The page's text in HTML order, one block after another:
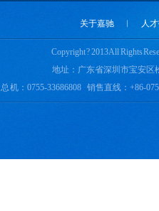
关于嘉驰 ︱ 人
Copyright ? 2013 All Rights
地址：广东省深圳市宝安区
总 机：0755-33686808 销售直线：+86-